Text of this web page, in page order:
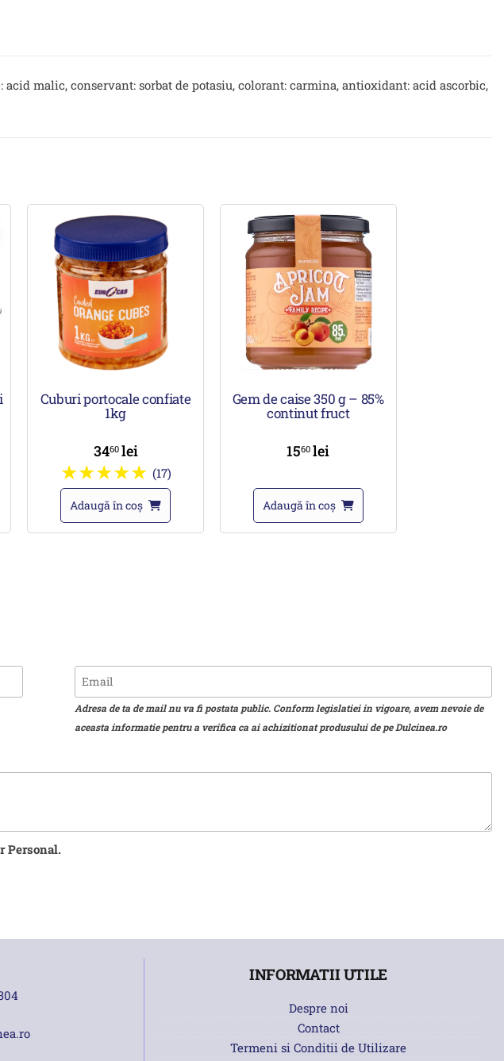
malic, conservant: sorbat de potasiu, colorant: carmina, antioxidant: acid ascorbic,
Cuburi portocale confiate
1kg
3460 lei
(17)
Adaugă în coș
Gem de caise 350 g – 85%
continut fruct
1560lei
Adaugă în coș
Adresa de ta de mail nu va fi postata public. Conform legislatiei in vigoare, avem nevoie de
aceasta informatie pentru a verifica ca ai achizitionat produsului de pe Dulcinea.ro
Personal.
INFORMATII UTILE
Despre noi
Contact
Termeni si Conditii de Utilizare